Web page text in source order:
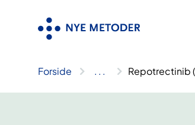
Forside .. . Repotrectinib